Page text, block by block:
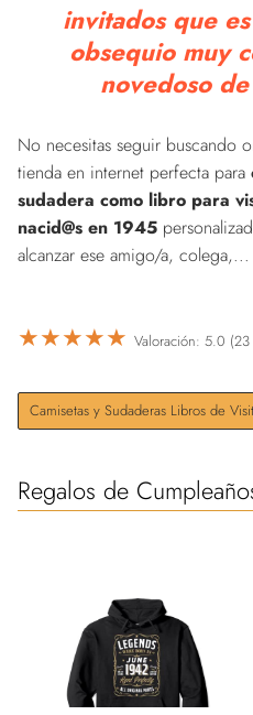
invitados que
obsequio muy
novedoso
No necesitas seguir buscando
tienda en internet perfecta para
sudadera como libro para
nacid@s en 1945
alcanzar ese amigo/a,
★★★★★ Valoración: 5.0 (23
Camisetas y Sudaderas Libros de
Regalos de